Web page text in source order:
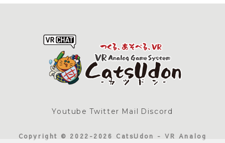
Youtube Twitter Mail Discord
Copyright © 2022-2026 CatsUdon - VR Analog